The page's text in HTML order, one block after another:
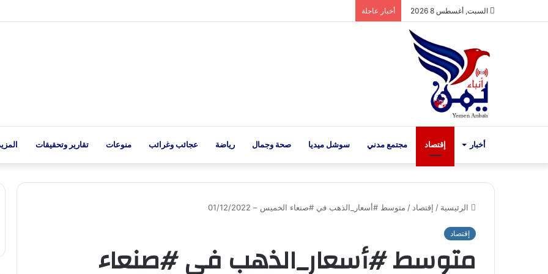
السبت, أغسطس 8 2026 أخبار عاجلة
أخبار إقتصاد مجتمع مدني سوشل ميديا صحة وجمال رياضة عجائب وغرائب منوعات تقارير وتحقيقات
الرئيسية / إقتصاد / متوسط #أسعار_الذهب في #صنعاء الخميس – 01/12/2022
إقتصاد
متوسط #أسعار_الذهب في #صنعاء